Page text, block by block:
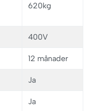
620kg
400V
12 månader
Ja
Ja